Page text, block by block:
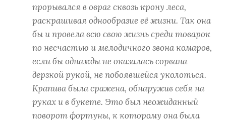
прорывался в овраг сквозь крону леса,
раскрашивая однообразие её жизни. Так она
бы и провела всю свою жизнь среди товарок
по несчастью и мелодичного звона комаров,
если бы однажды не оказалась сорвана
дерзкой рукой, не побоявшейся уколоться.
Крапива была сражена, обнаружив себя на
руках и в букете. Это был неожиданный
поворот фортуны, к которому она была